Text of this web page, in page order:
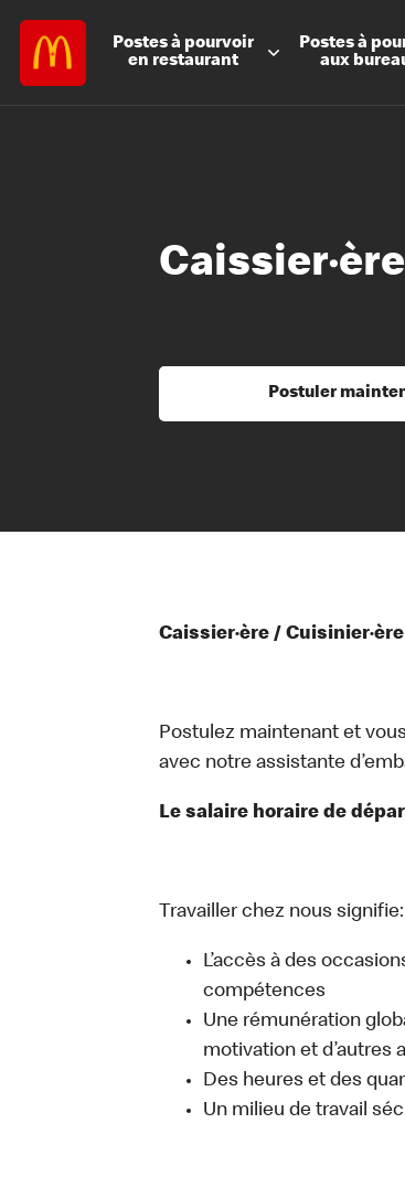
Postes à pourvoir
en restaurant
Postes à
aux
Postuler
Caissier·ère / Cuisinier·ère
Postulez maintenant et
avec notre assistante
Le salaire horaire de
Travailler chez nous signifie:
L’accès à des
compétences
Une rémunération
motivation et d’autres
Des heures et des
Un milieu de travail